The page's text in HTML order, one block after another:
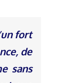
fort
de
sans